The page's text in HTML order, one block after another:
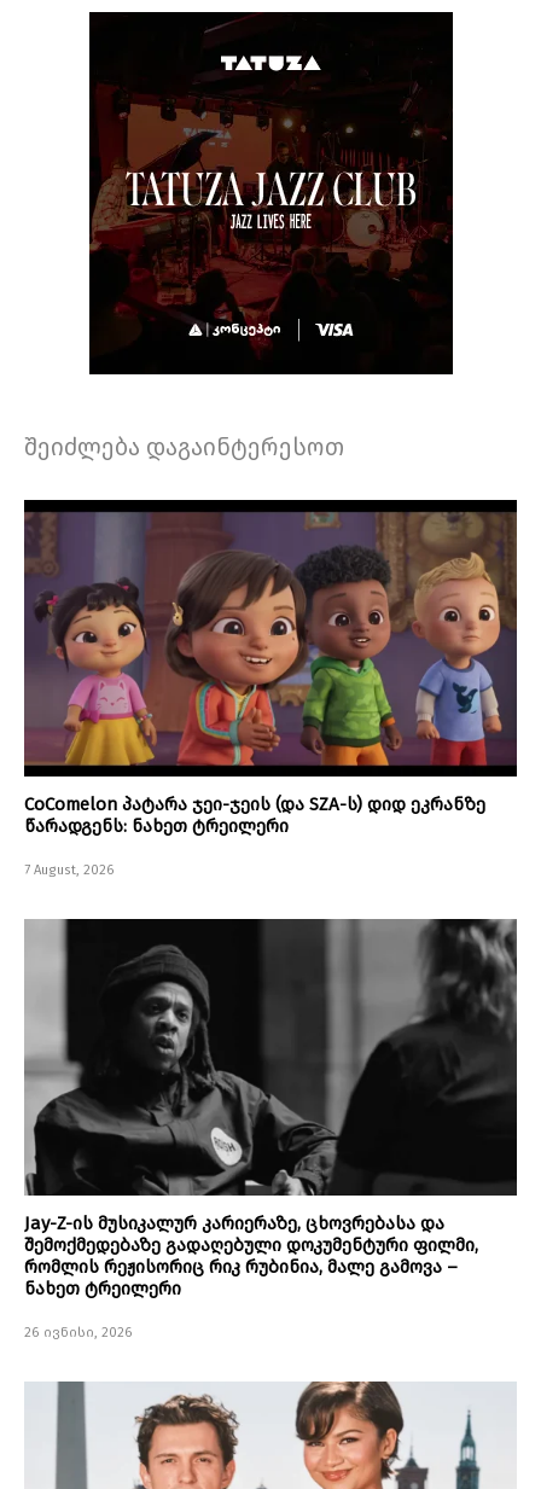
შეიძლება დაგაინტერესოთ
CoComelon პატარა ჯეი-ჯეის (და SZA-ს) დიდ ეკრანზე
წარადგენს: ნახეთ ტრეილერი
7 August, 2026
Jay-Z-ის მუსიკალურ კარიერაზე, ცხოვრებასა და
შემოქმედებაზე გადაღებული დოკუმენტური ფილმი,
რომლის რეჟისორიც რიკ რუბინია, მალე გამოვა –
ნახეთ ტრეილერი
26 ივნისი, 2026